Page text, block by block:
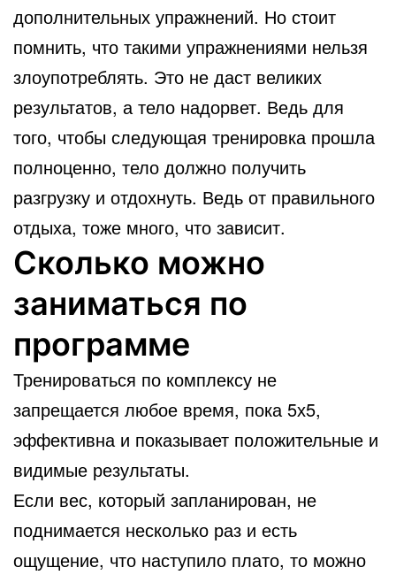
дополнительных упражнений. Но стоит
помнить, что такими упражнениями нельзя
злоупотреблять. Это не даст великих
результатов, а тело надорвет. Ведь для
того, чтобы следующая тренировка прошла
полноценно, тело должно получить
разгрузку и отдохнуть. Ведь от правильного
отдыха, тоже много, что зависит.
Сколько можно
заниматься по
программе
Тренироваться по комплексу не
запрещается любое время, пока 5х5,
эффективна и показывает положительные и
видимые результаты.
Если вес, который запланирован, не
поднимается несколько раз и есть
ощущение, что наступило плато, то можно